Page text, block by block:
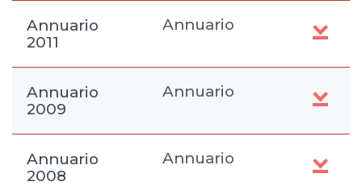
Annuario
2011
Annuario
Annuario
2009
Annuario
Annuario
2008
Annuario